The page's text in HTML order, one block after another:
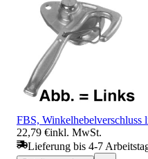
FBS, Winkelhebelverschluss
22,79 €inkl. MwSt.
Lieferung bis 4-7